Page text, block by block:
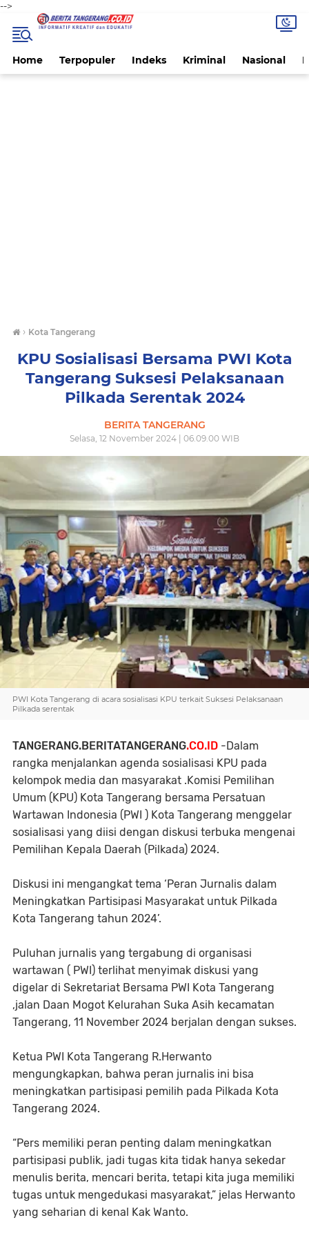
-->
Home Terpopuler Indeks Kriminal Nasional
› Kota Tangerang
KPU Sosialisasi Bersama PWI Kota
Tangerang Suksesi Pelaksanaan
Pilkada Serentak 2024
BERITA TANGERANG
Selasa, 12 November 2024 | 06.09.00 WIB
PWI Kota Tangerang di acara sosialisasi KPU terkait Suksesi Pelaksanaan
Pilkada serentak
TANGERANG.BERITATANGERANG.CO.ID -Dalam
rangka menjalankan agenda sosialisasi KPU pada
kelompok media dan masyarakat .Komisi Pemilihan
Umum (KPU) Kota Tangerang bersama Persatuan
Wartawan Indonesia (PWI ) Kota Tangerang menggelar
sosialisasi yang diisi dengan diskusi terbuka mengenai
Pemilihan Kepala Daerah (Pilkada) 2024.
Diskusi ini mengangkat tema ‘Peran Jurnalis dalam
Meningkatkan Partisipasi Masyarakat untuk Pilkada
Kota Tangerang tahun 2024’.
Puluhan jurnalis yang tergabung di organisasi
wartawan ( PWI) terlihat menyimak diskusi yang
digelar di Sekretariat Bersama PWI Kota Tangerang
,jalan Daan Mogot Kelurahan Suka Asih kecamatan
Tangerang, 11 November 2024 berjalan dengan sukses.
Ketua PWI Kota Tangerang R.Herwanto
mengungkapkan, bahwa peran jurnalis ini bisa
meningkatkan partisipasi pemilih pada Pilkada Kota
Tangerang 2024.
“Pers memiliki peran penting dalam meningkatkan
partisipasi publik, jadi tugas kita tidak hanya sekedar
menulis berita, mencari berita, tetapi kita juga memiliki
tugas untuk mengedukasi masyarakat,” jelas Herwanto
yang seharian di kenal Kak Wanto.